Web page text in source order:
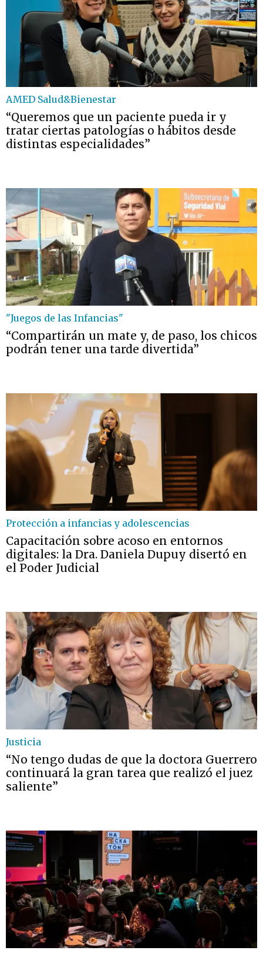
AMED Salud&Bienestar
“Queremos que un paciente pueda ir y
tratar ciertas patologías o hábitos desde
distintas especialidades”
"Juegos de las Infancias"
“Compartirán un mate y, de paso, los chicos
podrán tener una tarde divertida”
Protección a infancias y adolescencias
Capacitación sobre acoso en entornos
digitales: la Dra. Daniela Dupuy disertó en
el Poder Judicial
Justicia
“No tengo dudas de que la doctora Guerrero
continuará la gran tarea que realizó el juez
saliente”